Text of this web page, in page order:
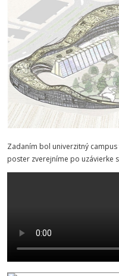
Zadaním bol univerzitný campus
poster zverejníme po uzávierke